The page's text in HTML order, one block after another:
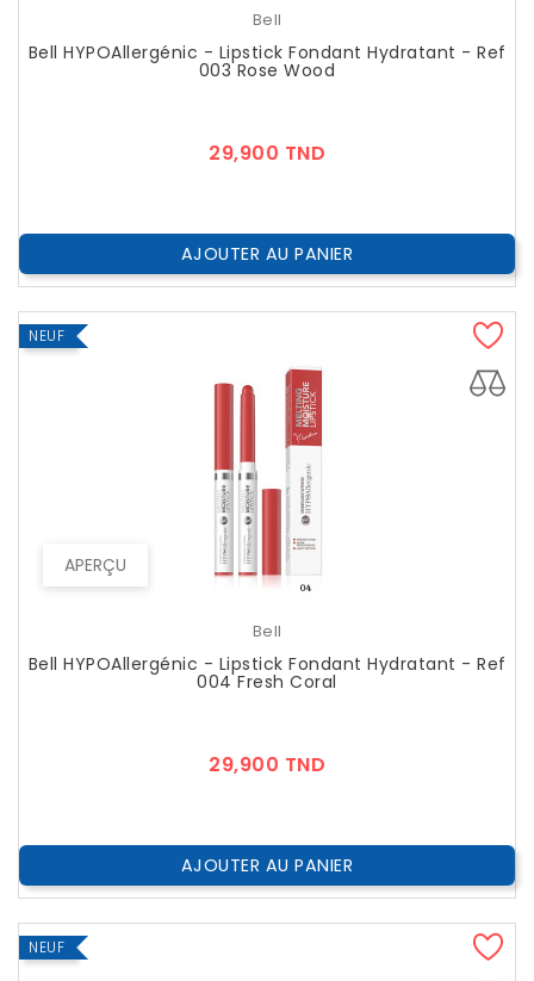
Bell
Bell HYPOAllergénic - Lipstick Fondant Hydratant - Ref
003 Rose Wood
29,900 TND
AJOUTER AU PANIER
APERÇU
NEUF
Bell
Bell HYPOAllergénic - Lipstick Fondant Hydratant - Ref
004 Fresh Coral
29,900 TND
AJOUTER AU PANIER
NEUF